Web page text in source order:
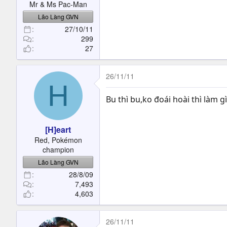
Mr & Ms Pac-Man
Lão Làng GVN
27/10/11
299
27
H
[H]eart
Red, Pokémon
champion
Lão Làng GVN
28/8/09
7,493
4,603
26/11/11
Bu thì bu,ko đoái hoài thì làm
26/11/11